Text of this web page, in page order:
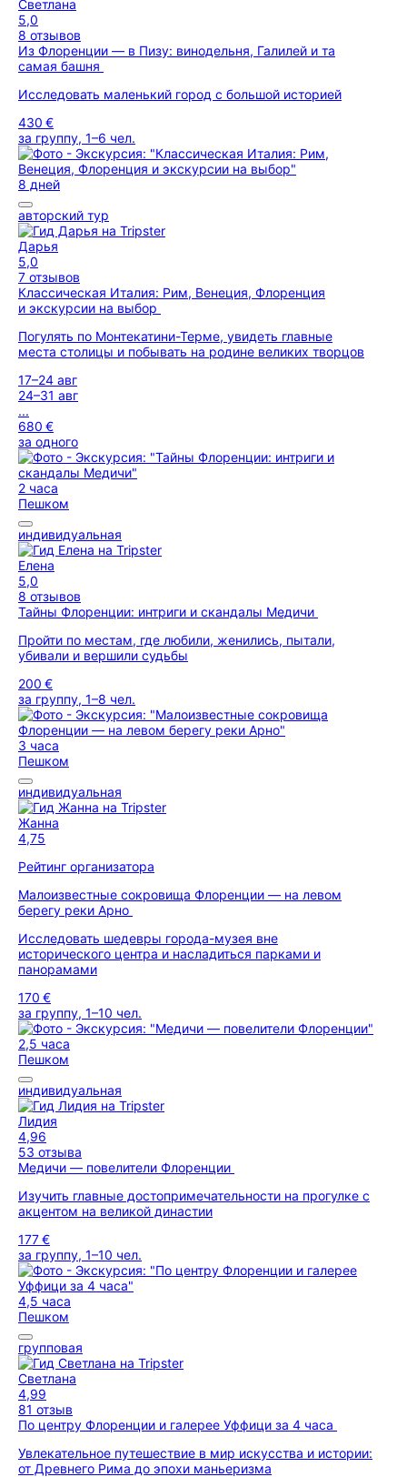
Светлана
5,0
8 отзывов
Из Флоренции — в Пизу: винодельня, Галилей и та
самая башня
Исследовать маленький город с большой историей
430 €
за группу, 1–6 чел.
8 дней
авторский тур
Дарья
5,0
7 отзывов
Классическая Италия: Рим, Венеция, Флоренция
и экскурсии на выбор
Погулять по Монтекатини-Терме, увидеть главные
места столицы и побывать на родине великих творцов
17–24 авг
24–31 авг
...
680 €
за одного
2 часа
Пешком
индивидуальная
Елена
5,0
8 отзывов
Тайны Флоренции: интриги и скандалы Медичи
Пройти по местам, где любили, женились, пытали,
убивали и вершили судьбы
200 €
за группу, 1–8 чел.
3 часа
Пешком
индивидуальная
Жанна
4,75
Рейтинг организатора
Малоизвестные сокровища Флоренции — на левом
берегу реки Арно
Исследовать шедевры города-музея вне
исторического центра и насладиться парками и
панорамами
170 €
за группу, 1–10 чел.
2,5 часа
Пешком
индивидуальная
Лидия
4,96
53 отзыва
Медичи — повелители Флоренции
Изучить главные достопримечательности на прогулке с
акцентом на великой династии
177 €
за группу, 1–10 чел.
4,5 часа
Пешком
групповая
Светлана
4,99
81 отзыв
По центру Флоренции и галерее Уффици за 4 часа
Увлекательное путешествие в мир искусства и истории:
от Древнего Рима до эпохи маньеризма